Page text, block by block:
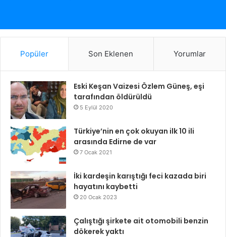
Popüler Son Eklenen Yorumlar
Eski Keşan Vaizesi Özlem Güneş, eşi
tarafından öldürüldü
5 Eylül 2020
Türkiye’nin en çok okuyan ilk 10 ili
arasında Edirne de var
7 Ocak 2021
İki kardeşin karıştığı feci kazada biri
hayatını kaybetti
20 Ocak 2023
Çalıştığı şirkete ait otomobili benzin
dökerek yaktı